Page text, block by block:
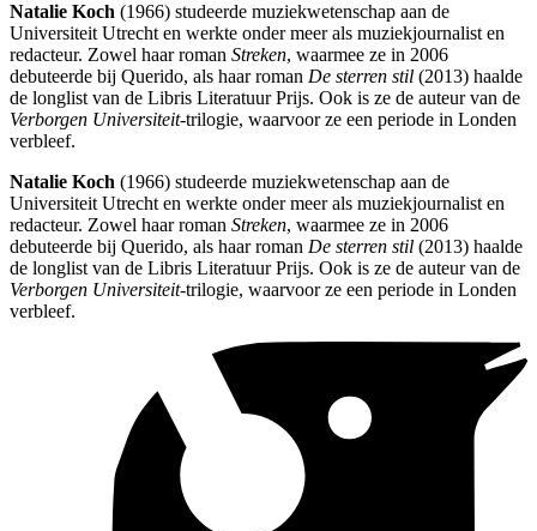
Natalie Koch (1966) studeerde muziekwetenschap aan de
Universiteit Utrecht en werkte onder meer als muziekjournalist en
redacteur. Zowel haar roman Streken, waarmee ze in 2006
debuteerde bij Querido, als haar roman De sterren stil (2013) haalde
de longlist van de Libris Literatuur Prijs. Ook is ze de auteur van de
Verborgen Universiteit-trilogie, waarvoor ze een periode in Londen
verbleef.
Natalie Koch (1966) studeerde muziekwetenschap aan de
Universiteit Utrecht en werkte onder meer als muziekjournalist en
redacteur. Zowel haar roman Streken, waarmee ze in 2006
debuteerde bij Querido, als haar roman De sterren stil (2013) haalde
de longlist van de Libris Literatuur Prijs. Ook is ze de auteur van de
Verborgen Universiteit-trilogie, waarvoor ze een periode in Londen
verbleef.